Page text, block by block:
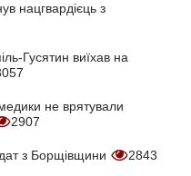
нацгвардієць з
Гусятин виїхав на
не врятували
2907
з Борщівщини 2843